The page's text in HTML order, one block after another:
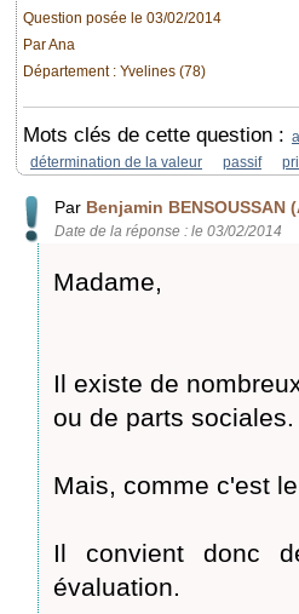
Question posée le 03/02/2014
Par Ana
Département : Yvelines (78)
Mots clés de cette question :
détermination de la valeur
passif
Par Benjamin BENSOUSSAN
Date de la réponse : le 03/02/2014
Madame,
Il existe de
ou de parts sociales.
Mais, comme c'est
Il convient donc
évaluation.